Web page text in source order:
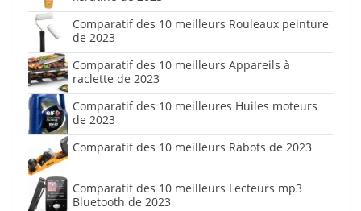
Comparatif des 10 meilleurs Rouleaux peinture
de 2023
Comparatif des 10 meilleurs Appareils à
raclette de 2023
Comparatif des 10 meilleures Huiles moteurs
de 2023
Comparatif des 10 meilleurs Rabots de 2023
Comparatif des 10 meilleurs Lecteurs mp3
Bluetooth de 2023